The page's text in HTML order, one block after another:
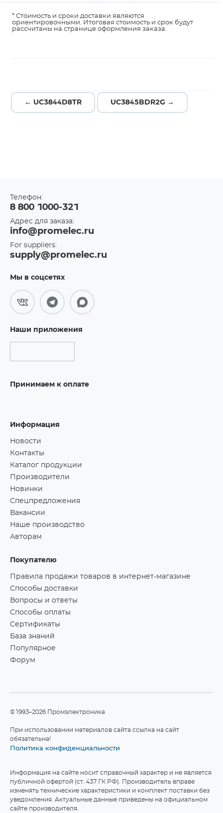
* Стоимость и сроки доставки являются
ориентировочными. Итоговая стоимость и срок будут
рассчитаны на странице оформления заказа.
← UC3844D8TR UC3845BDR2G →
Телефон:
8 800 1000-321
Адрес для заказа:
info@promelec.ru
For suppliers:
supply@promelec.ru
Мы в соцсетях
Наши приложения
Принимаем к оплате
Информация
Новости
Контакты
Каталог продукции
Производители
Новинки
Спецпредложения
Вакансии
Наше производство
Авторам
Покупателю
Правила продажи товаров в интернет-магазине
Способы доставки
Вопросы и ответы
Способы оплаты
Сертификаты
База знаний
Популярное
Форум
©1993–2026 Промэлектроника
При использовании материалов сайта ссылка на сайт
обязательна!
Политика конфиденциальности
Информация на сайте носит справочный характер и не является
публичной офертой (ст. 437 ГК РФ). Производитель вправе
изменять технические характеристики и комплект поставки без
уведомления. Актуальные данные приведены на официальном
сайте производителя.